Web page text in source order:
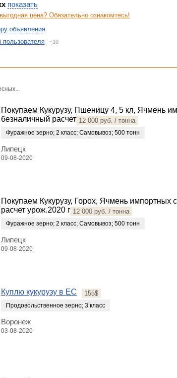
показать
цена? Обязательно ознакомтесь!
объявления
пользователя
~10
Покупаем Кукурузу, Пшеницу 4, 5 кл, Ячмень
безналичный расчет 12 000 руб. / тонна
Фуражное зерно; 2 класс; Самовывоз; 500 тонн
Липецк
09-08-2020
Покупаем Кукурузу, Горох, Ячмень импортных
расчет урож.2020 г 12 000 руб. / тонна
Фуражное зерно; 2 класс; Самовывоз; 500 тонн
Липецк
09-08-2020
Куплю кукурузу в ЕС 155$
Продовольственное зерно; 3 класс
Воронеж
03-08-2020